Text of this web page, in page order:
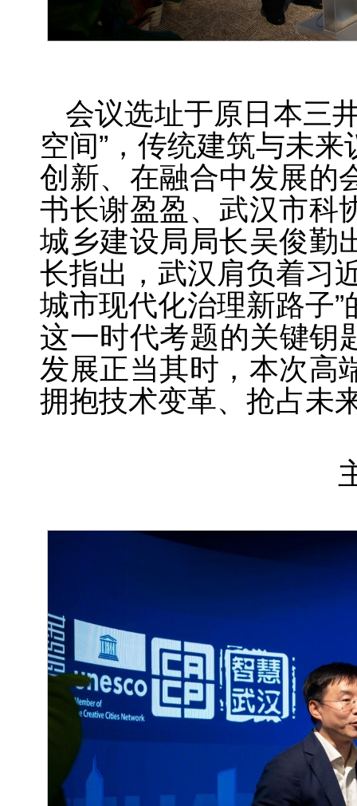
会议选址于原日本三
空间”，传统建筑与未
创新、在融合中发展的
书长谢盈盈、武汉市科
城乡建设局局长吴俊勤
长指出，武汉肩负着习
城市现代化治理新路子
这一时代考题的关键钥
发展正当其时，本次高
拥抱技术变革、抢占未